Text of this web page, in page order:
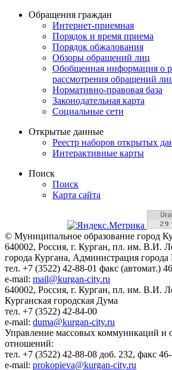
Обращения граждан
Интернет-приемная
Порядок и время приема
Порядок обжалования
Обзоры обращений лиц
Обобщенная информация о
рассмотрения обращений
Нормативно-правовая база
Законодательная карта
Социальные сети
Открытые данные
Реестр наборов открытых
Интерактивные карты
Поиск
Поиск
Карта сайта
© Муниципальное образование город
640002, Россия, г. Курган, пл. им. В.И.
города Кургана, Администрация города
тел. +7 (3522) 42-88-01 факс (автомат.)
e-mail: mail@kurgan-city.ru
640002, Россия, г. Курган, пл. им. В.И.
Курганская городская Дума
тел. +7 (3522) 42-84-00
e-mail: duma@kurgan-city.ru
Управление массовых коммуникаций и
отношений:
тел. +7 (3522) 42-88-08 доб. 232, факс
e-mail: prokopieva@kurgan-city.ru